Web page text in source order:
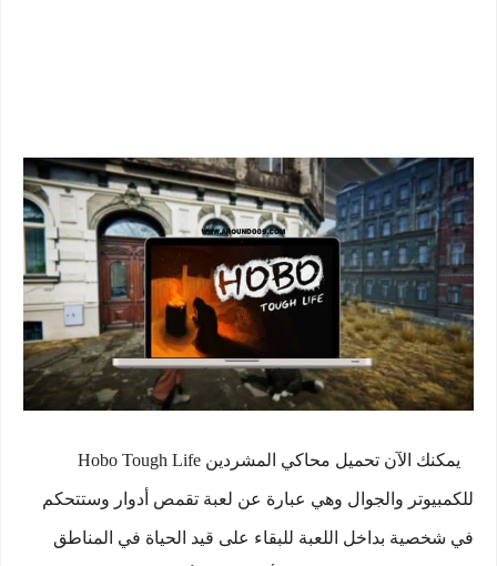
يمكنك الآن تحميل محاكي المشردين Hobo Tough Life
للكمبيوتر والجوال وهي عبارة عن لعبة تقمص أدوار وستتحكم
في شخصية بداخل اللعبة للبقاء على قيد الحياة في المناطق